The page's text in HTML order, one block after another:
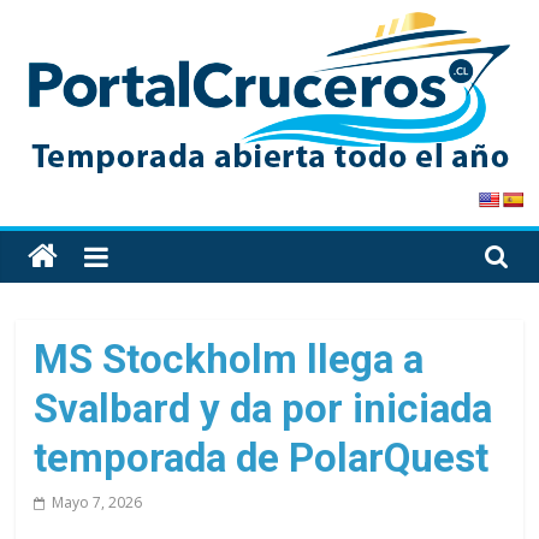
content
PortalCruceros
Toda
la
de
cruceros
en
solo
MS Stockholm llega a
Svalbard y da por iniciada
temporada de PolarQuest
Mayo 7, 2026